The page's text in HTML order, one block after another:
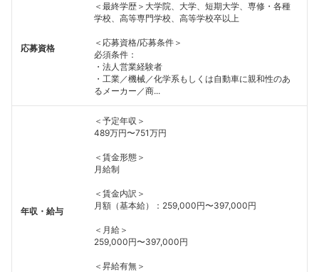
応募資格
＜最終学歴＞大学院、大学、短期大学、専修・各種
学校、高等専門学校、高等学校卒以上
＜応募資格/応募条件＞
必須条件：
・法人営業経験者
・工業／機械／化学系もしくは自動車に親和性のあ
るメーカー／商...
年収・給与
＜予定年収＞
489万円〜751万円
＜賃金形態＞
月給制
＜賃金内訳＞
月額（基本給）：259,000円〜397,000円
＜月給＞
259,000円〜397,000円
＜昇給有無＞